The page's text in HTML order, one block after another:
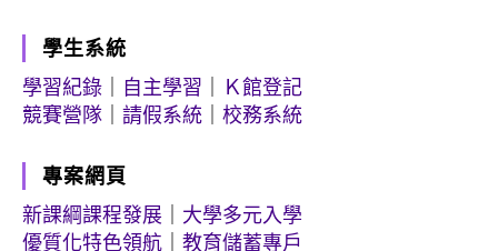
學生系統
學習紀錄
自主學習
Ｋ館登記
競賽營隊
請假系統 校務系統
專案網頁
新課綱課程發展
大學多元入學
優質化特色領航
教育儲蓄專戶